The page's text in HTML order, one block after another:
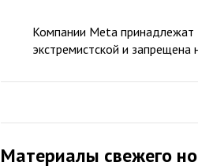
Компании Meta принадлежат
экстремистской и
Материалы свежего